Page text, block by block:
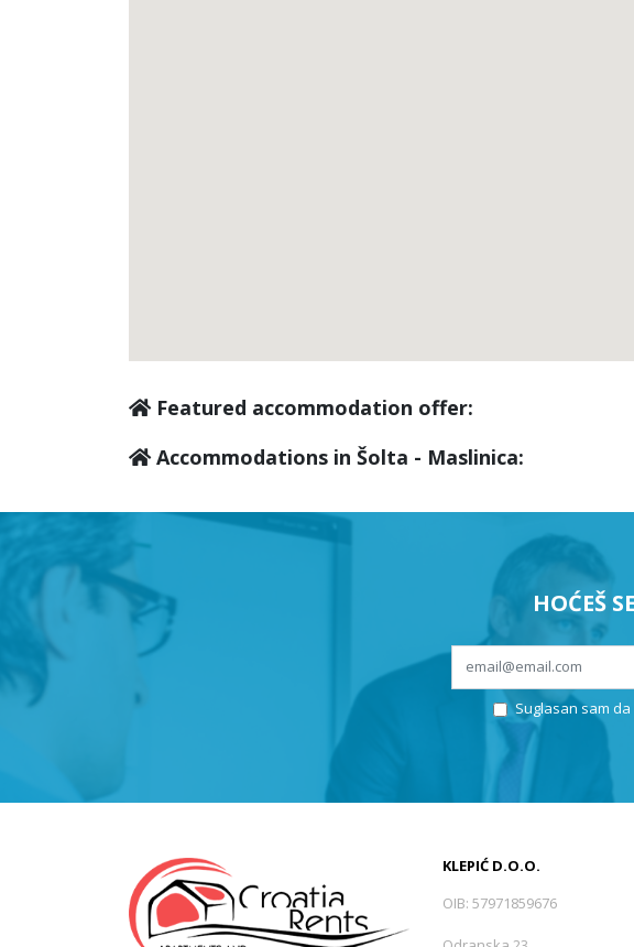
Featured accommodation offer:
Accommodations in Šolta - Maslinica:
HOĆEŠ
Suglasan sam
KLEPIĆ D.O.O.
OIB: 57971859676